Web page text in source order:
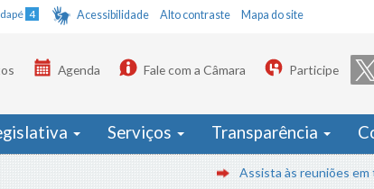
4 Acessibilidade Alto contraste Mapa do site
Agenda Fale com a Câmara Participe
Serviços Transparência
Assista às reuniões em tempo